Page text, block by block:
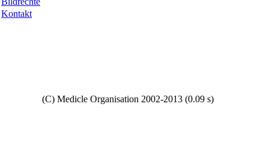
Kontakt
(C) Medicle Organisation 2002-2013 (0.09 s)